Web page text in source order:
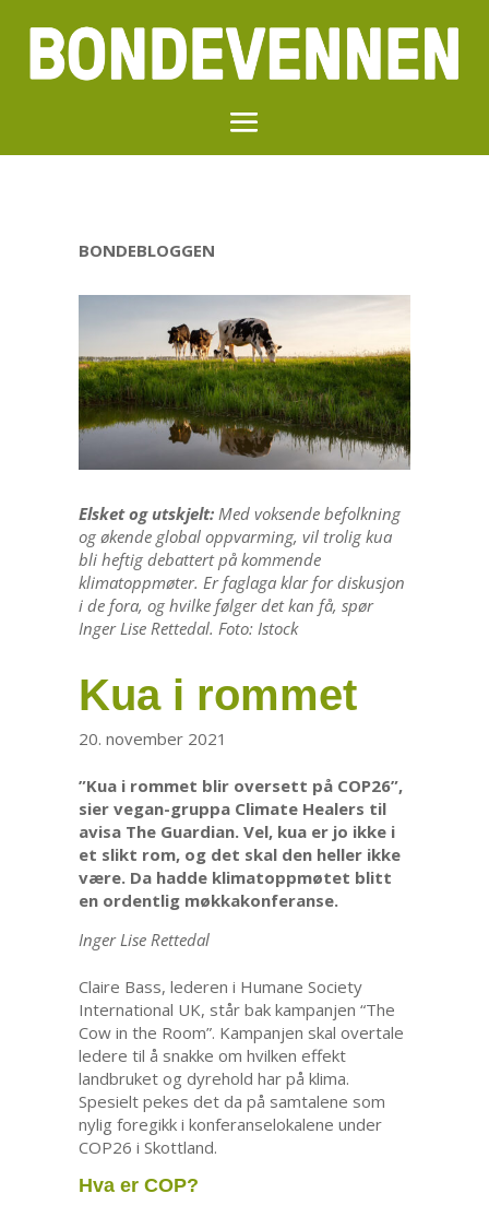
BONDEBLOGGEN
Elsket og utskjelt:Med voksende befolkning
og økende global oppvarming, vil trolig kua
bli heftig debattert på kommende
klimatoppmøter. Er faglaga klar for diskusjon
i de fora, og hvilke følger det kan få, spør
Inger Lise Rettedal. Foto: Istock
Kua i rommet
20. november 2021
”Kua i rommet blir oversett på COP26”,
sier vegan-gruppa Climate Healers til
avisa The Guardian. Vel, kua er jo ikke i
et slikt rom, og det skal den heller ikke
være. Da hadde klimatoppmøtet blitt
en ordentlig møkkakonferanse.
Inger Lise Rettedal
Claire Bass, lederen i Humane Society
International UK, står bak kampanjen “The
Cow in the Room”. Kampanjen skal overtale
ledere til å snakke om hvilken effekt
landbruket og dyrehold har på klima.
Spesielt pekes det da på samtalene som
nylig foregikk i konferanselokalene under
COP26 i Skottland.
Hva er COP?